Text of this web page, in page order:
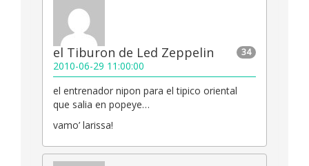
34
el Tiburon de Led Zeppelin
2010-06-29 11:00:00
el entrenador nipon para el tipico oriental
que salia en popeye…
vamo’ larissa!